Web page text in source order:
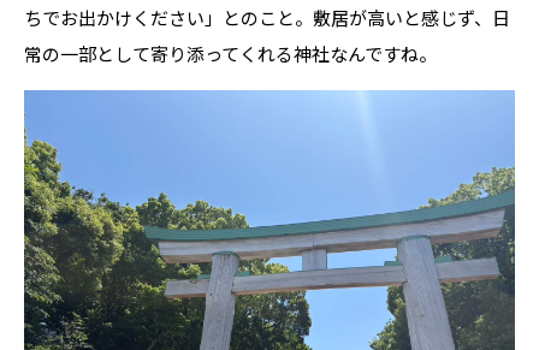
ちでお出かけください」とのこと。敷居が高いと感じず、日
常の一部として寄り添ってくれる神社なんですね。